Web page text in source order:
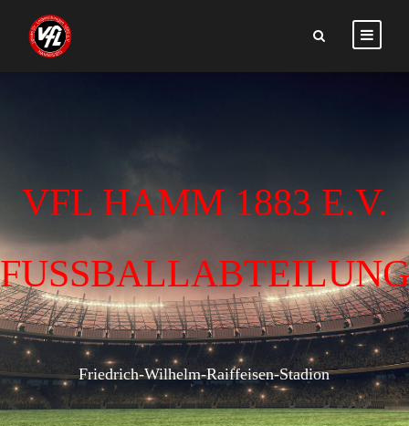
VFL HAMM 1883 E.V.
FUSSBALLABTEILUNG
Friedrich-Wilhelm-Raiffeisen-Stadion